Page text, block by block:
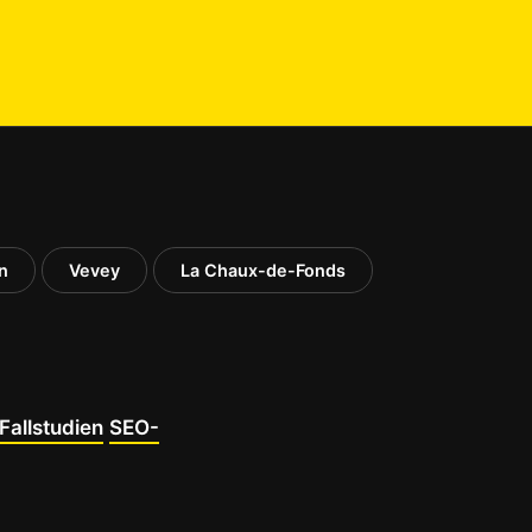
Vevey La Chaux-de-Fonds
Fallstudien SEO-